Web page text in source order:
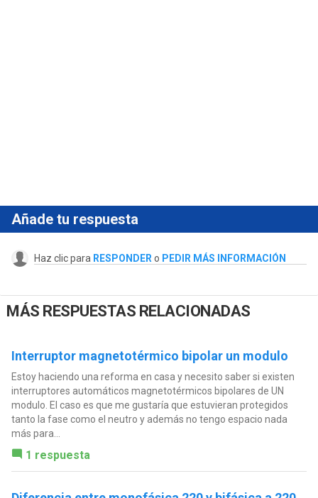
Añade tu respuesta
Haz clic para RESPONDER o PEDIR MÁS INFORMACIÓN
MÁS RESPUESTAS RELACIONADAS
Interruptor magnetotérmico bipolar un modulo
Estoy haciendo una reforma en casa y necesito saber si existen
interruptores automáticos magnetotérmicos bipolares de UN
modulo. El caso es que me gustaría que estuvieran protegidos
tanto la fase como el neutro y además no tengo espacio nada
más para...
1 respuesta